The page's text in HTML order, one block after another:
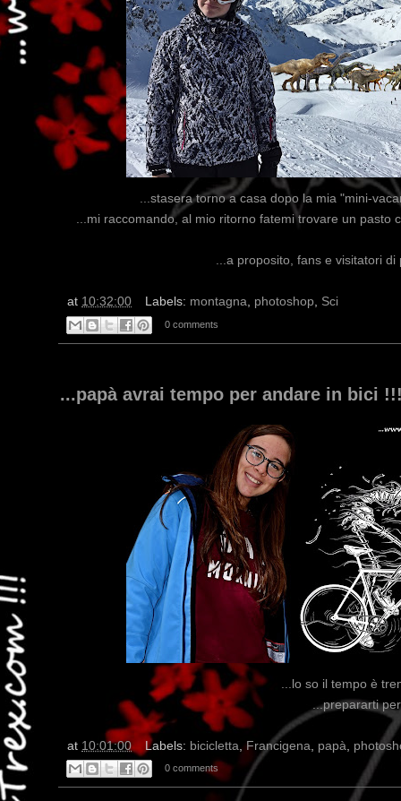
...stasera torno a casa dopo la mia "mini-
...mi raccomando, al mio ritorno fatemi trovare un pasto
...a proposito, fans e visitatori
at 10:32:00 Labels: montagna, photoshop, Sci
0 comments
...papà avrai tempo per andare in bici
...lo so il tempo è
...prepararti
at 10:01:00 Labels: bicicletta,Francigena, papà,
0 comments